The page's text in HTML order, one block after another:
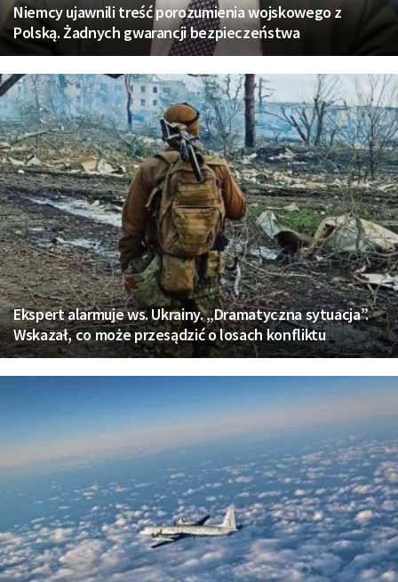
Niemcy ujawnili treść porozumienia wojskowego z
Polską. Żadnych gwarancji bezpieczeństwa
Ekspert alarmuje ws. Ukrainy. „Dramatyczna sytuacja”.
Wskazał, co może przesądzić o losach konfliktu